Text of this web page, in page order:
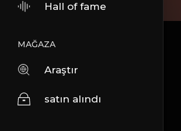
Hall of fame
MAĞAZA
Araştır
satın alındı